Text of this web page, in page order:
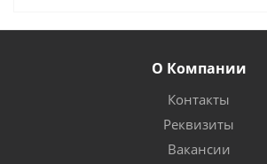
О Компании
Контакты
Реквизиты
Вакансии